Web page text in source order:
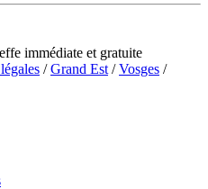
immédiate et gratuite
/Grand Est /Vosges /